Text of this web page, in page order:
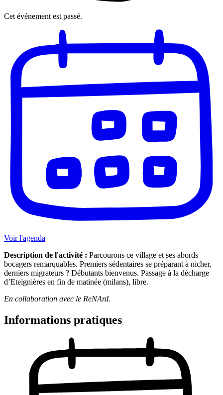
Cet événement est passé.
Voir l'agenda
Description de l'activité : Parcourons ce village et ses abords
bocagers remarquables. Premiers sédentaires se préparant à nicher,
derniers migrateurs ? Débutants bienvenus. Passage à la décharge
d’Eteignières en fin de matinée (milans), libre.
En collaboration avec le ReNArd.
Informations pratiques